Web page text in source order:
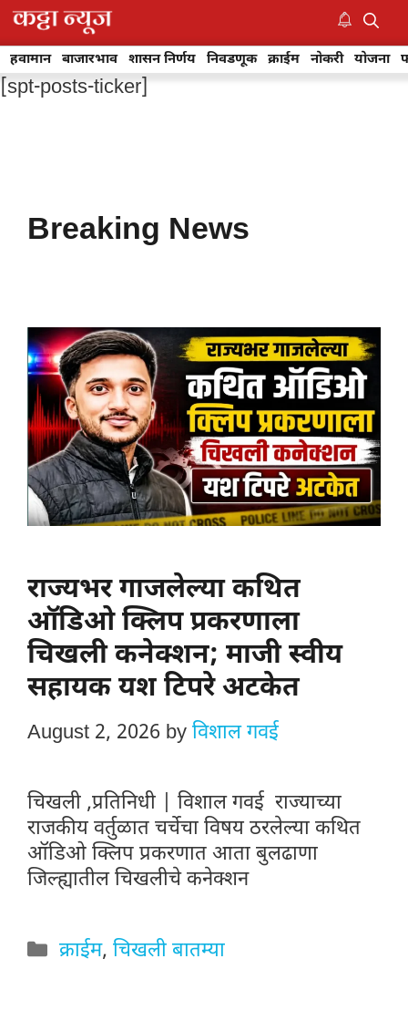
Skip
content
हवामान बाजारभाव शासन निर्णय निवडणूक क्राईम नोकरी योजना
[spt-posts-ticker]
Breaking News
राज्यभर गाजलेल्या कथित
ऑडिओ क्लिप प्रकरणाला
चिखली कनेक्शन; माजी स्वीय
सहायक यश टिपरे अटकेत
August 2, 2026 by विशाल गवई
चिखली ,प्रतिनिधी | विशाल गवई राज्याच्या
राजकीय वर्तुळात चर्चेचा विषय ठरलेल्या कथित
ऑडिओ क्लिप प्रकरणात आता बुलढाणा
जिल्ह्यातील चिखलीचे कनेक्शन
Categories
क्राईम,चिखली बातम्या